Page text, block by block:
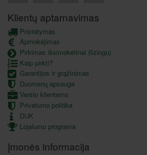
Klientų aptarnavimas
Pristatymas
Apmokėjimas
Pirkimas išsimokėtinai (lizingu)
Kaip pirkti?
Garantijos ir grąžinimas
Duomenų apsauga
Verslo klientams
Privatumo politika
DUK
Lojalumo programa
Įmonės informacija